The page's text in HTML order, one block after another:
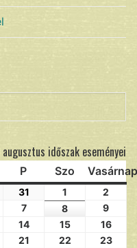
időszak eseményei
P Szo Vasárnap
31 1
2
7 8
9
14 15
16
21 22
23